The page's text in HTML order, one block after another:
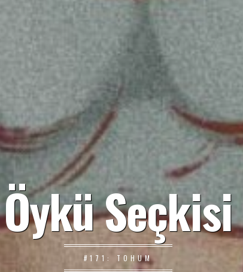
Öykü Seçkisi
#171: TOHUM